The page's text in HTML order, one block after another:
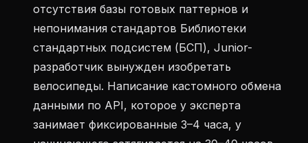
отсутствия базы готовых паттернов и
непонимания стандартов Библиотеки
стандартных подсистем (БСП), Junior-
разработчик вынужден изобретать
велосипеды. Написание кастомного обмена
данными по API, которое у эксперта
занимает фиксированные 3–4 часа, у